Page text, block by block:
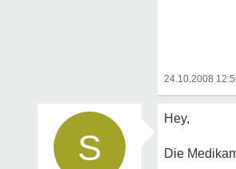
24.10.2008
S
Hey,
Die